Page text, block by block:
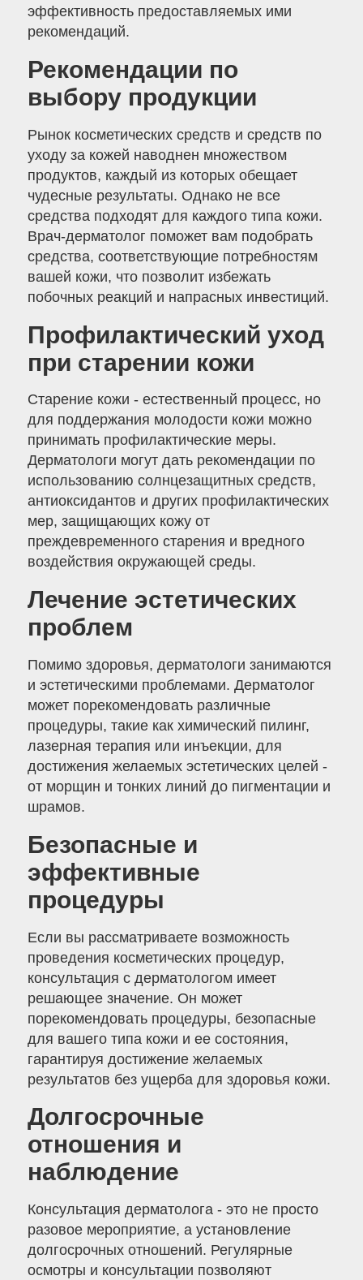
эффективность предоставляемых ими
рекомендаций.
Рекомендации по
выбору продукции
Рынок косметических средств и средств по
уходу за кожей наводнен множеством
продуктов, каждый из которых обещает
чудесные результаты. Однако не все
средства подходят для каждого типа кожи.
Врач-дерматолог поможет вам подобрать
средства, соответствующие потребностям
вашей кожи, что позволит избежать
побочных реакций и напрасных инвестиций.
Профилактический уход
при старении кожи
Старение кожи - естественный процесс, но
для поддержания молодости кожи можно
принимать профилактические меры.
Дерматологи могут дать рекомендации по
использованию солнцезащитных средств,
антиоксидантов и других профилактических
мер, защищающих кожу от
преждевременного старения и вредного
воздействия окружающей среды.
Лечение эстетических
проблем
Помимо здоровья, дерматологи занимаются
и эстетическими проблемами. Дерматолог
может порекомендовать различные
процедуры, такие как химический пилинг,
лазерная терапия или инъекции, для
достижения желаемых эстетических целей -
от морщин и тонких линий до пигментации и
шрамов.
Безопасные и
эффективные
процедуры
Если вы рассматриваете возможность
проведения косметических процедур,
консультация с дерматологом имеет
решающее значение. Он может
порекомендовать процедуры, безопасные
для вашего типа кожи и ее состояния,
гарантируя достижение желаемых
результатов без ущерба для здоровья кожи.
Долгосрочные
отношения и
наблюдение
Консультация дерматолога - это не просто
разовое мероприятие, а установление
долгосрочных отношений. Регулярные
осмотры и консультации позволяют